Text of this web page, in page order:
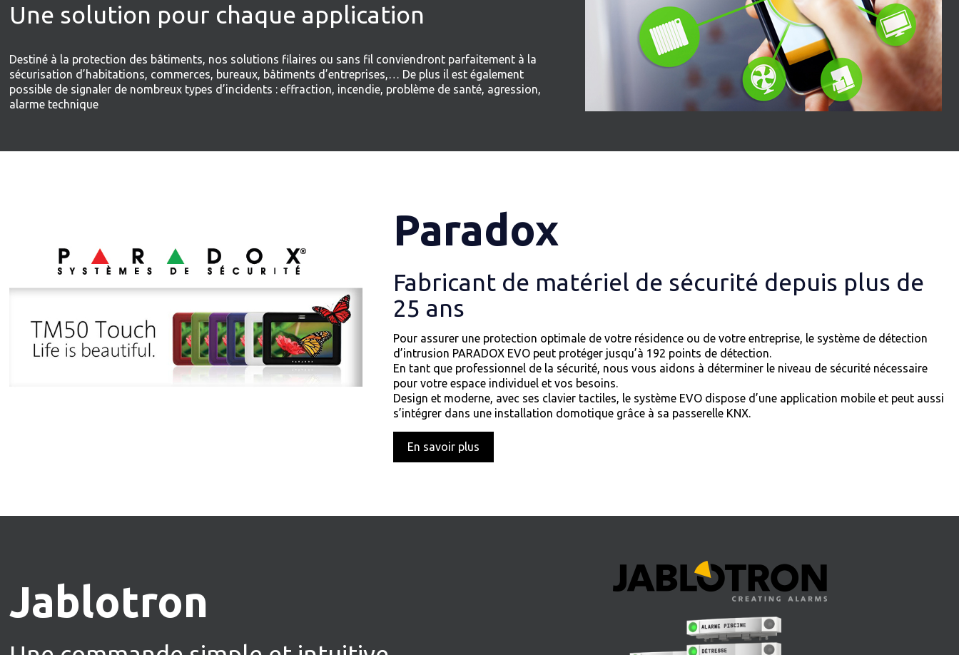
Une solution pour chaque application
Destiné à la protection des bâtiments, nos solutions filaires ou sans fil conviendront parfaitement à la
sécurisation d’habitations, commerces, bureaux, bâtiments d’entreprises,… De plus il est également
possible de signaler de nombreux types d’incidents : effraction, incendie, problème de santé, agression,
alarme technique
Paradox
Fabricant de matériel de sécurité depuis plus de
25 ans
Pour assurer une protection optimale de votre résidence ou de votre entreprise, le système de détection
d’intrusion PARADOX EVO peut protéger jusqu’à 192 points de détection.
En tant que professionnel de la sécurité, nous vous aidons à déterminer le niveau de sécurité nécessaire
pour votre espace individuel et vos besoins.
Design et moderne, avec ses clavier tactiles, le système EVO dispose d’une application mobile et peut aussi
s’intégrer dans une installation domotique grâce à sa passerelle KNX.
En savoir plus
Jablotron